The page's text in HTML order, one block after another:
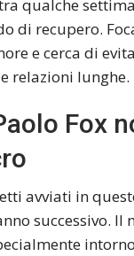
qualche
di recupero.
e cerca di
relazioni lunghe.
Fox
avviati in
successivo. Il